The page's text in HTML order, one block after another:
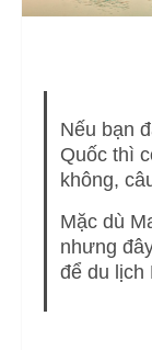
Nếu bạn
Quốc thì
không,
Mặc dù
nhưng
để du lịch